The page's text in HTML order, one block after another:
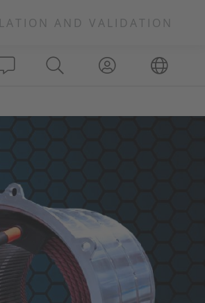
AND VALIDATION